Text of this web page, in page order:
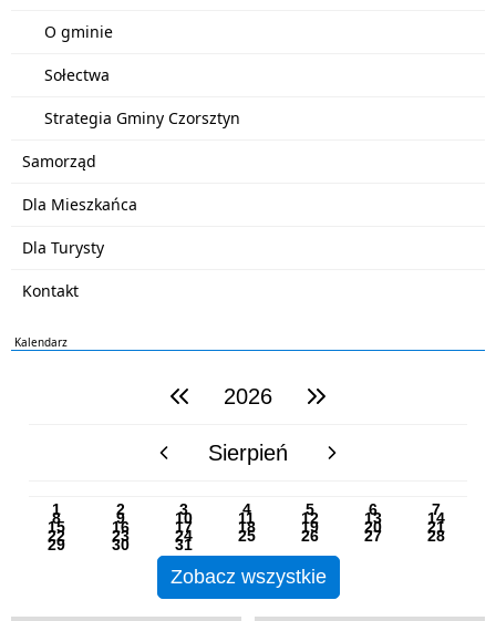
O gminie
Sołectwa
Strategia Gminy Czorsztyn
Samorząd
Dla Mieszkańca
Dla Turysty
Kontakt
Kalendarz
poprzedni rok2026 następny rok
poprzedni miesiącSierpień następny miesiąc
1 2 3 4 5 6 7
8 9 10 11 12 13 14
15 16 17 18 19 20 21
22 23 24 25 26 27 28
29 30 31
Zobacz wszystkie